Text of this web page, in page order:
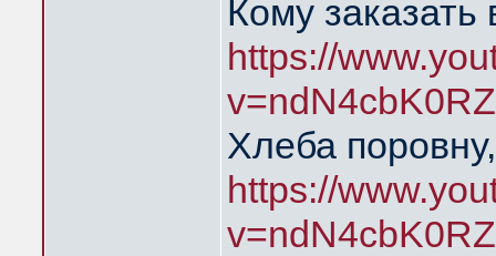
Кому заказать
https://
Хлеба
https://